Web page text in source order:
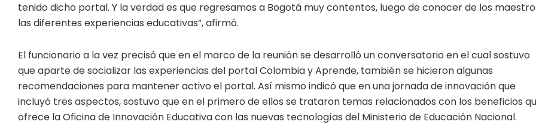
tenido dicho portal. Y la verdad es que regresamos a Bogotá muy contentos, luego de conocer de los
las diferentes experiencias educativas”, afirmó.
El funcionario a la vez precisó que en el marco de la reunión se desarrolló un conversatorio en el cual sostuvo
que aparte de socializar las experiencias del portal Colombia y Aprende, también se hicieron algunas
recomendaciones para mantener activo el portal. Así mismo indicó que en una jornada de innovación que
incluyó tres aspectos, sostuvo que en el primero de ellos se trataron temas relacionados con los beneficios
ofrece la Oficina de Innovación Educativa con las nuevas tecnologías del Ministerio de Educación Nacional.